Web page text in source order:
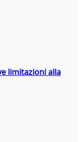
limitazioni alla